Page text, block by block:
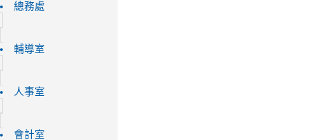
總務處
輔導室
人事室
會計室